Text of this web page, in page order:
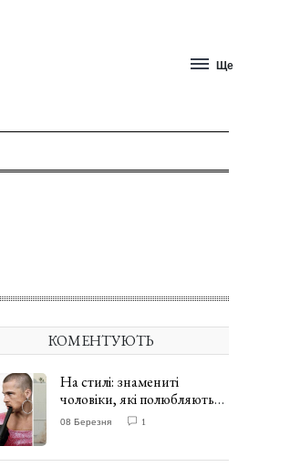
Ще
КОМЕНТУЮТЬ
На стилі: знамениті
чоловіки, які полюбляють
одягати сукні. ФОТО
08 Березня 1